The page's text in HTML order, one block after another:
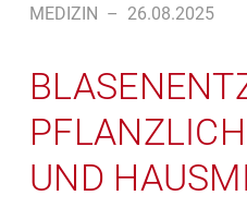
MEDIZIN – 26.08.2025
UND